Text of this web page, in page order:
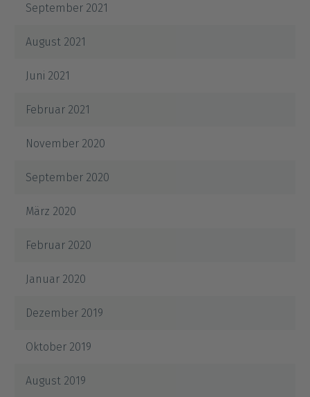
September 2021
August 2021
Juni 2021
Februar 2021
November 2020
September 2020
März 2020
Februar 2020
Januar 2020
Dezember 2019
Oktober 2019
August 2019